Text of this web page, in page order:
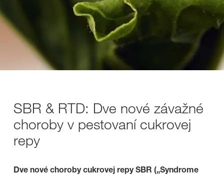
SBR & RTD: Dve nové závažné
choroby v pestovaní cukrovej
repy
Dve nové choroby cukrovej repy SBR („Syndrome